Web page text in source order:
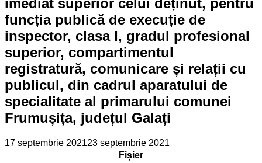
imediat superior celui deținut, pentru
funcția publică de execuție de
inspector, clasa I, gradul profesional
superior, compartimentul
registratură, comunicare și relații cu
publicul, din cadrul aparatului de
specialitate al primarului comunei
Frumușița, județul Galați
17 septembrie 202123 septembrie 2021
Fișier